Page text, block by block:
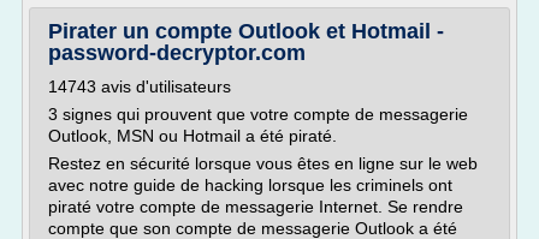
Pirater un compte Outlook et Hotmail -
password-decryptor.com
14743 avis d'utilisateurs
3 signes qui prouvent que votre compte de messagerie
Outlook, MSN ou Hotmail a été piraté.
Restez en sécurité lorsque vous êtes en ligne sur le web
avec notre guide de hacking lorsque les criminels ont
piraté votre compte de messagerie Internet. Se rendre
compte que son compte de messagerie Outlook a été